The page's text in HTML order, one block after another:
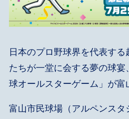
日本のプロ野球界を代表す
たちが一堂に会する夢の球宴
球オールスターゲーム」が富
富山市民球場（アルペンスタ